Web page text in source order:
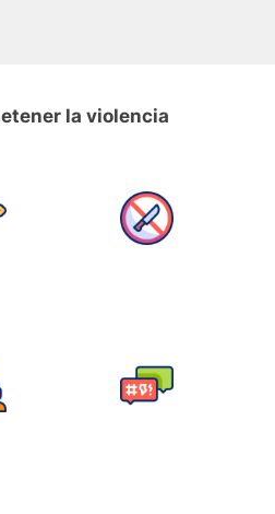
la violencia